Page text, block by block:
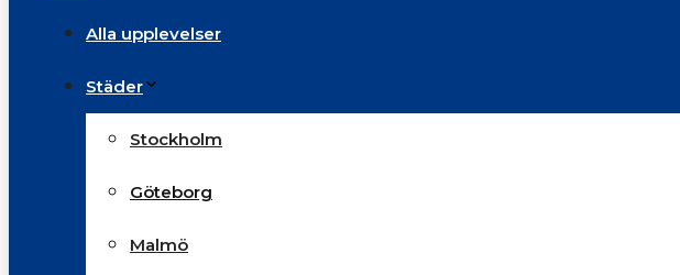
Alla upplevelser
Städer
Stockholm
Göteborg
Malmö